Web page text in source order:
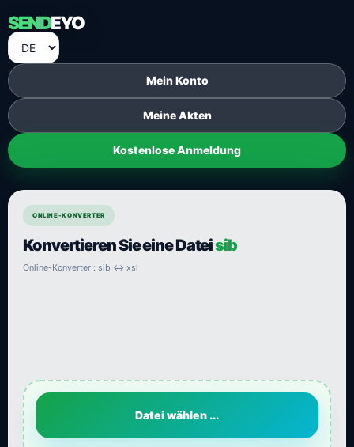
SENDEYO
Mein Konto
Meine Akten
Kostenlose Anmeldung
ONLINE-KONVERTER
Konvertieren Sie eine Dateisib
Online-Konverter : sib ⇔ xsl
Datei wählen ...